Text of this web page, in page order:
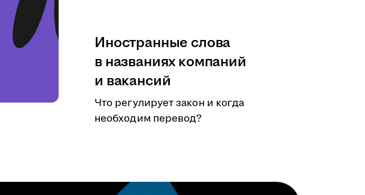
Иностранные слова
в названиях компаний
и вакансий
Что регулирует закон и когда
необходим перевод?